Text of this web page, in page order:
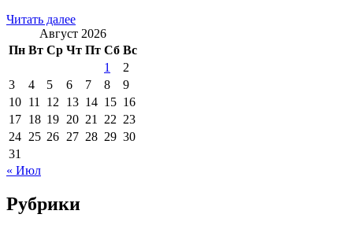
Читать далее
Август 2026
Пн Вт Ср Чт Пт Сб Вс
1
2
3
4 5 6 7 8
9
10 11 12 13 14 15 16
17 18 19 20 21 22 23
24 25 26 27 28 29 30
31
« Июл
Рубрики